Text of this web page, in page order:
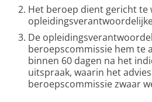
Het beroep dient gericht te
De
beroepscommissie hem te
binnen 60 dagen na het
uitspraak, waarin het
beroepscommissie zwaar